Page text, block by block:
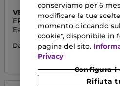
VERSACE
EROS
Eau De Parfum
Da 113,00 €
conserviamo per 6
modificare le tue
momento cliccando
cookie", disponibile in
pagina del sito.
Privacy
Configura i
Rifiuta